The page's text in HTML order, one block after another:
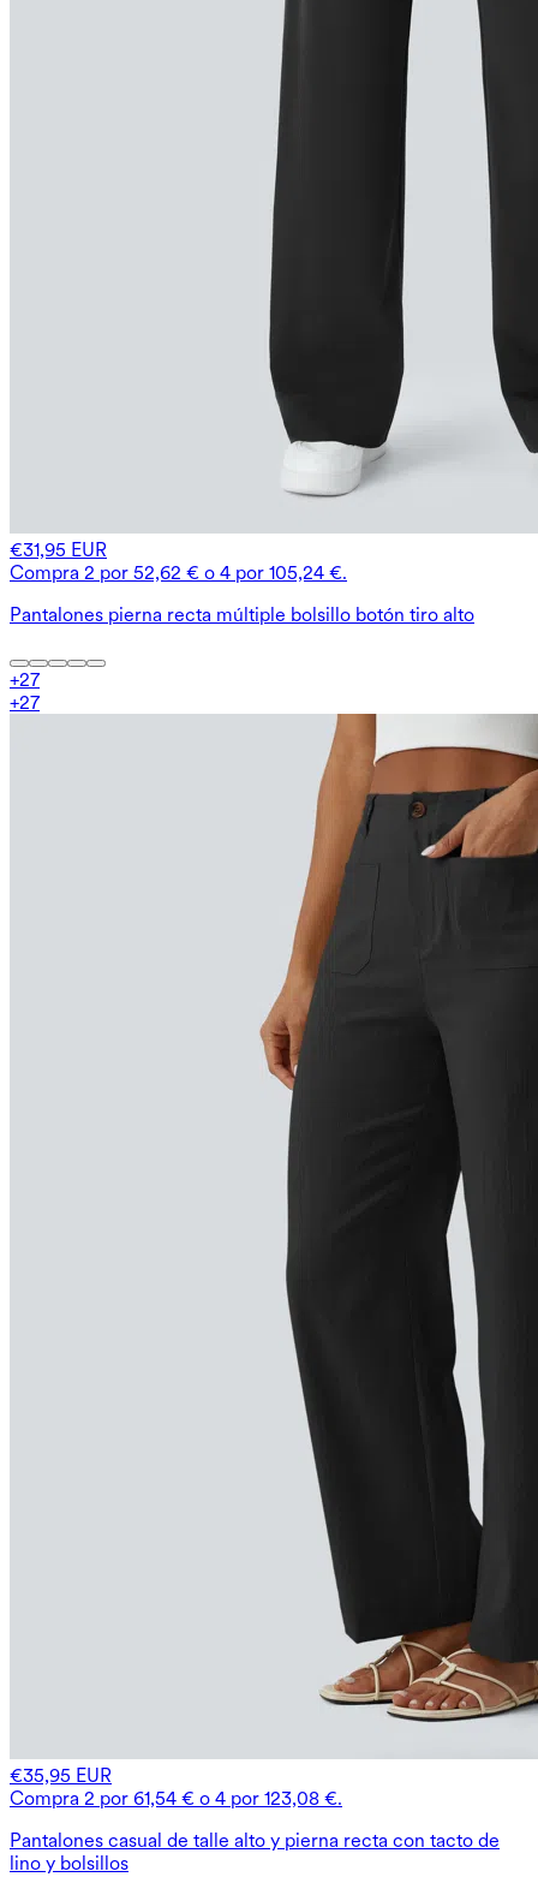
€31,95 EUR
Compra 2 por 52,62 € o 4 por 105,24 €.
Pantalones pierna recta múltiple bolsillo botón tiro alto
+27
+27
€35,95 EUR
Compra 2 por 61,54 € o 4 por 123,08 €.
Pantalones casual de talle alto y pierna recta con tacto de
lino y bolsillos